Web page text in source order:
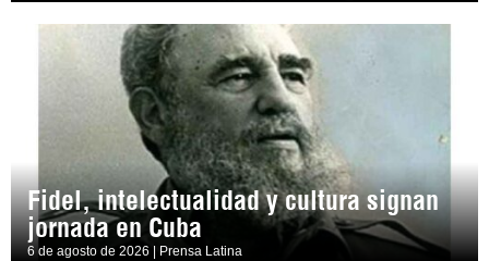
Fidel, intelectualidad y cultura signan
jornada en Cuba
6 de agosto de 2026 | Prensa Latina